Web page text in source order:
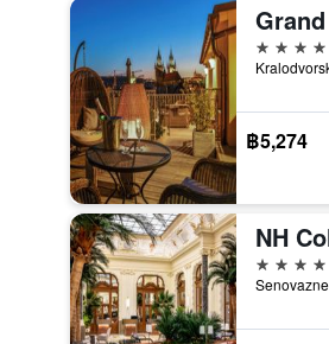
5 ดาว
฿5,274
5 ดาว